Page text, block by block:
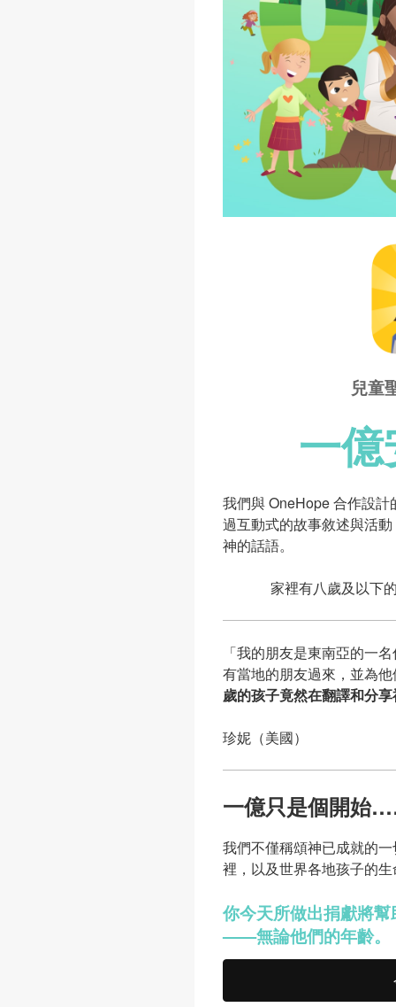
兒童
一
我們與 OneHope 合作設
過互動式的故事敘述與活
神的話語。
家裡有八歲及以下
「我的朋友是東南亞的一
有當地的朋友過來，並為
歲的孩子竟然在翻譯和分
珍妮（美國）
一億只是個開始
我們不僅稱頌神已成就的
裡，以及世界各地孩子的
你今天所做出捐獻將
——無論他們的年齡。